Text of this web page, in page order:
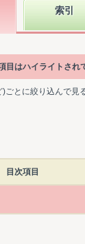
索引
はハイライトされ
とに絞り込んで見
目次項目